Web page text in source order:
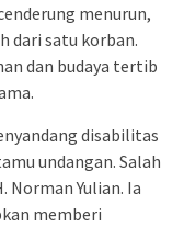
menurun,
dari satu korban.
dan budaya tertib
disabilitas
undangan. Salah
Norman Yulian. Ia
memberi